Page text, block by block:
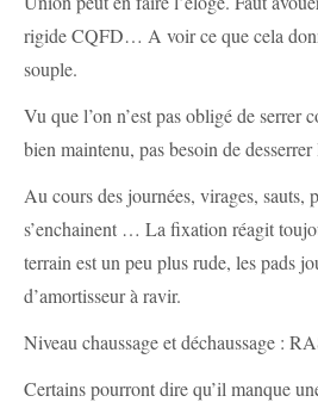
rigide CQFD… A voir ce que cela
souple.
Vu que l’on n’est pas obligé de serrer
bien maintenu, pas besoin de
Au cours des journées, virages, sauts,
s’enchainent … La fixation réagit
terrain est un peu plus rude, les pads
d’amortisseur à ravir.
Niveau chaussage et déchaussage :
Certains pourront dire qu’il manque